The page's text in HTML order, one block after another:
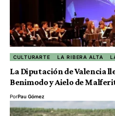
CULTURARTE LA RIBERA ALTA
La Diputación de Valencia
Benimodo y Aielo de
PorPau Gómez